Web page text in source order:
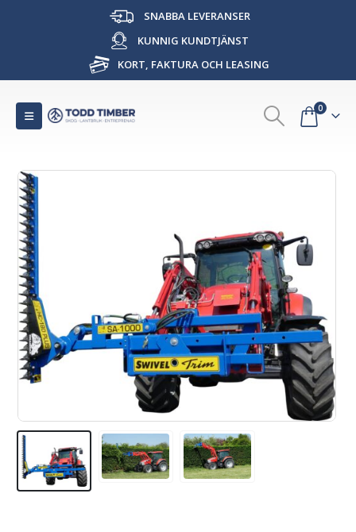
SNABBA LEVERANSER
KUNNIG KUNDTJÄNST
KORT, FAKTURA OCH LEASING
0